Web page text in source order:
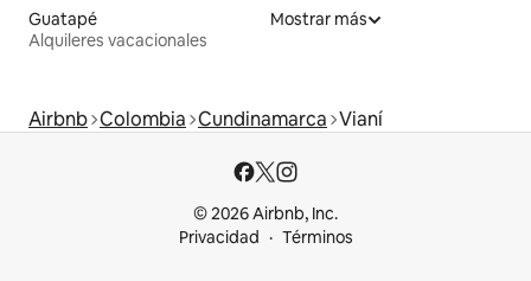
Guatapé
Alquileres vacacionales
Mostrar más
Airbnb Colombia Cundinamarca Vianí
© 2026 Airbnb, Inc.
Privacidad
Términos